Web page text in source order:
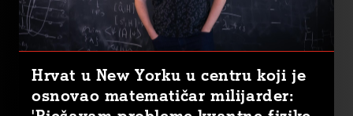
Hrvat u New Yorku u centru koji je
osnovao matematičar milijarder: